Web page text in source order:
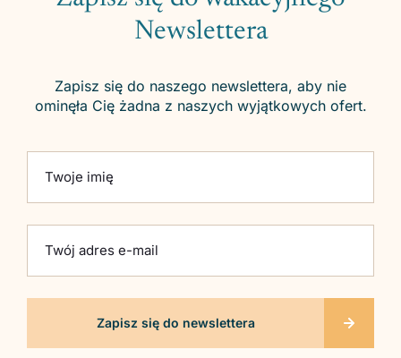
Newslettera
Zapisz się do naszego newslettera, aby nie
ominęła Cię żadna z naszych wyjątkowych ofert.
Twoje imię
Twój adres e-mail